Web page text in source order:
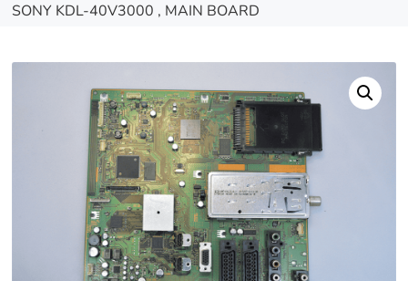
SONY KDL-40V3000 , MAIN BOARD